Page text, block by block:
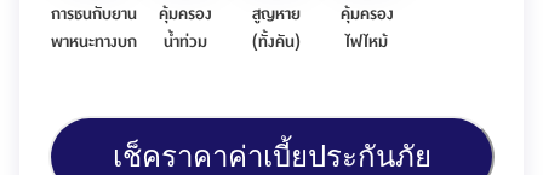
การชนกับยาน
พาหนะทางบก
คุ้มครอง
น้ำท่วม
สูญหาย
(ทั้งคัน)
คุ้มครอง
ไฟไหม้
เช็คราคาค่าเบี้ยประกันภัย